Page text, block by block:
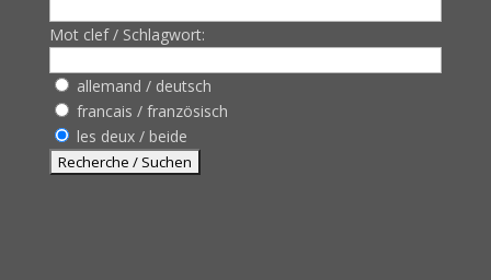
Mot clef / Schlagwort:
allemand / deutsch
francais / französisch
les deux / beide